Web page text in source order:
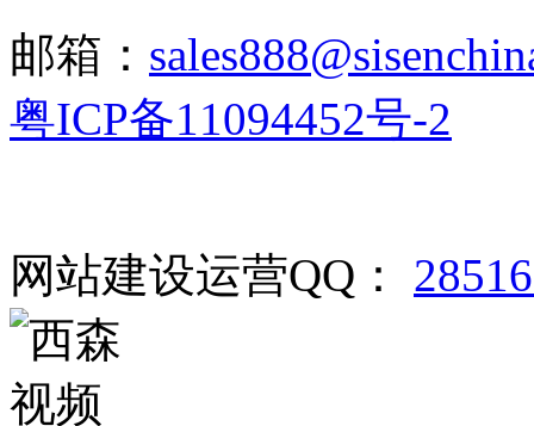
邮箱：
粤ICP备11094452号-2
网站建设运营QQ：